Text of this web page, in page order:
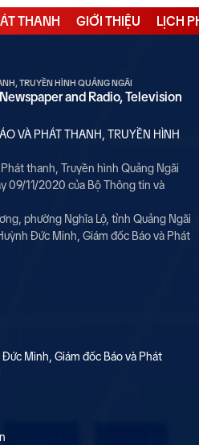
THANH GIỚI THIỆU LỊCH
TRUYỀN HÌNH QUẢNG NGÃI
and Radio, Television
VÀ PHÁT THANH, TRUYỀN HÌNH
thanh, Truyền hình Quảng Ngãi
09/11/2020 của Bộ Thông tin và
phường Nghĩa Lộ, tỉnh Quảng Ngãi
Đức Minh, Giám đốc Báo và Phát
Đức Minh, Giám đốc Báo và Phát